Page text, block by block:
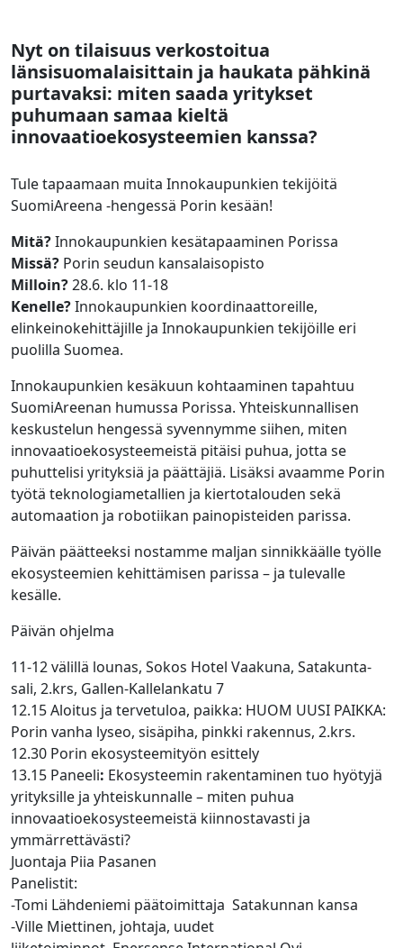
Nyt on tilaisuus verkostoitua
länsisuomalaisittain ja haukata pähkinä
purtavaksi: miten saada yritykset
puhumaan samaa kieltä
innovaatioekosysteemien kanssa?
Tule tapaamaan muita Innokaupunkien tekijöitä
SuomiAreena -hengessä Porin kesään!
Mitä?Innokaupunkien kesätapaaminen Porissa
Missä? Porin seudun kansalaisopisto
Milloin?28.6. klo 11-18
Kenelle?Innokaupunkien koordinaattoreille,
elinkeinokehittäjille ja Innokaupunkien tekijöille eri
puolilla Suomea.
Innokaupunkien kesäkuun kohtaaminen tapahtuu
SuomiAreenan humussa Porissa. Yhteiskunnallisen
keskustelun hengessä syvennymme siihen, miten
innovaatioekosysteemeistä pitäisi puhua, jotta se
puhuttelisi yrityksiä ja päättäjiä. Lisäksi avaamme Porin
työtä teknologiametallien ja kiertotalouden sekä
automaation ja robotiikan painopisteiden parissa.
Päivän päätteeksi nostamme maljan sinnikkäälle työlle
ekosysteemien kehittämisen parissa – ja tulevalle
kesälle.
Päivän ohjelma
11-12 välillä lounas, Sokos Hotel Vaakuna, Satakunta-
sali, 2.krs, Gallen-Kallelankatu 7
12.15 Aloitus ja tervetuloa, paikka: HUOM UUSI PAIKKA:
Porin vanha lyseo, sisäpiha, pinkki rakennus, 2.krs.
12.30 Porin ekosysteemityön esittely ​
13.15 Paneeli: Ekosysteemin rakentaminen tuo hyötyjä
yrityksille ja yhteiskunnalle – miten puhua
innovaatioekosysteemeistä kiinnostavasti ja
ymmärrettävästi?
Juontaja Piia Pasanen
Panelistit: ​
-Tomi Lähdeniemi päätoimittaja ​ Satakunnan kansa
-Ville Miettinen, johtaja, uudet